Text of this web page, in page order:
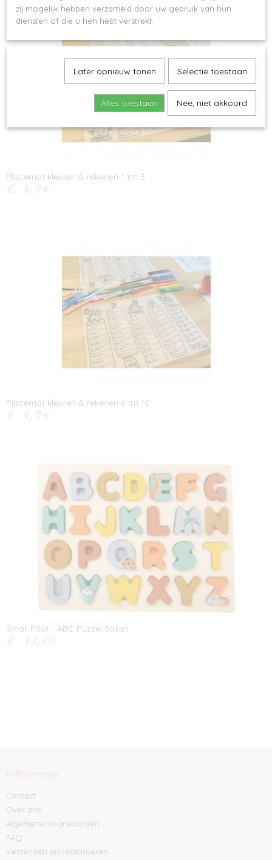
Placemat kleuren & rekenen 1 tm 5
€ 6,95
Placemat kleuren & rekenen 6 tm 10
€ 6,95
Small Foot - ABC Puzzel Safari
€ 13,50
Informatie
Contact
Over ons
Algemene voorwaarden
FAQ
Verzenden en retourneren
zij mogelijk hebben verzameld door uw gebruik van hun
diensten of die u hen hebt verstrekt.
Later opnieuw tonen Selectie toestaan
Alles toestaan Nee, niet akkoord